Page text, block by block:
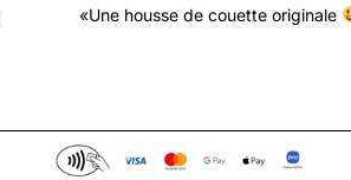
«Une housse de couette originale